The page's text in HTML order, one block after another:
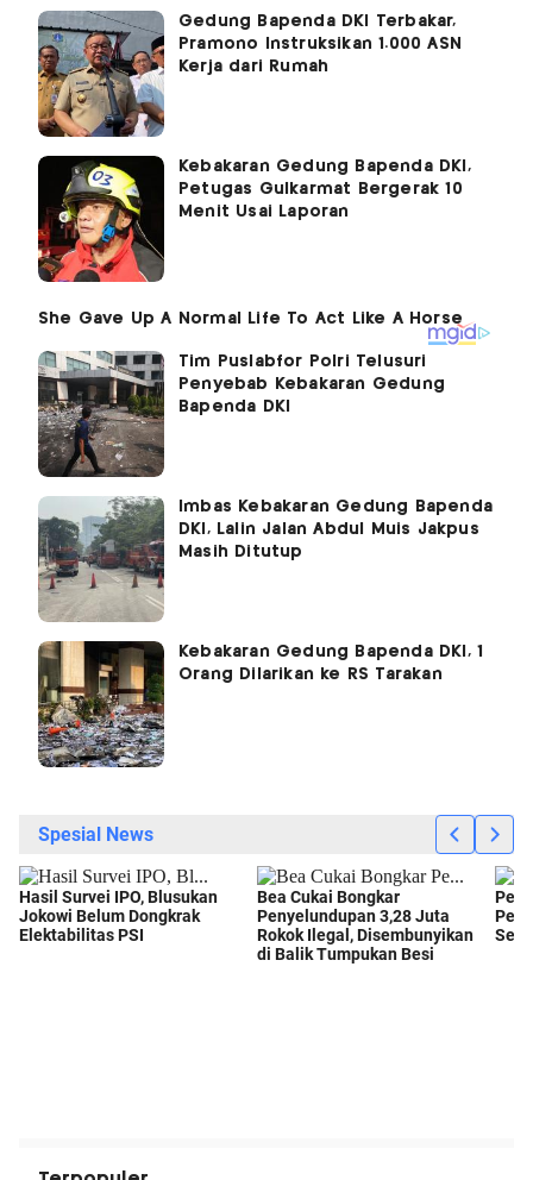
Gedung Bapenda DKI Terbakar,
Pramono Instruksikan 1.000 ASN
Kerja dari Rumah
Kebakaran Gedung Bapenda DKI,
Petugas Gulkarmat Bergerak 10
Menit Usai Laporan
Tim Puslabfor Polri Telusuri
Penyebab Kebakaran Gedung
Bapenda DKI
Imbas Kebakaran Gedung Bapenda
DKI, Lalin Jalan Abdul Muis Jakpus
Masih Ditutup
Kebakaran Gedung Bapenda DKI, 1
Orang Dilarikan ke RS Tarakan